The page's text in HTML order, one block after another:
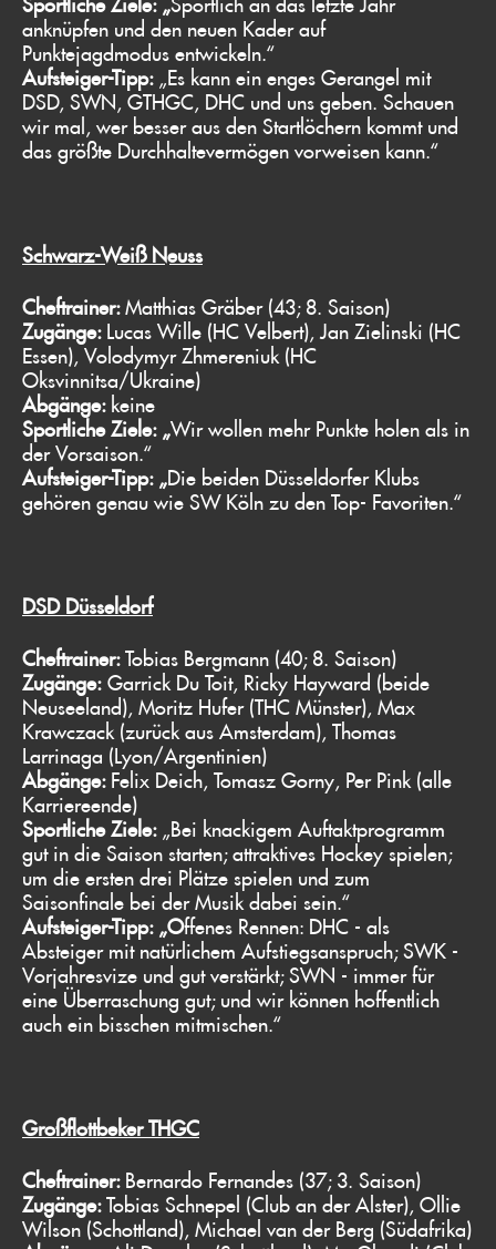
anknüpfen und den neuen Kader auf
Punktejagdmodus entwickeln.“
Aufsteiger-Tipp: „Es kann ein enges Gerangel mit
DSD, SWN, GTHGC, DHC und uns geben. Schauen
wir mal, wer besser aus den Startlöchern kommt und
das größte Durchhaltevermögen vorweisen kann.“
Schwarz-Weiß Neuss
Cheftrainer:Matthias Gräber (43; 8. Saison)
Zugänge: Lucas Wille (HC Velbert), Jan Zielinski (HC
Essen), Volodymyr Zhmereniuk (HC
Oksvinnitsa/Ukraine)
Abgänge: keine
Sportliche Ziele: „Wir wollen mehr Punkte holen als in
der Vorsaison.“
Aufsteiger-Tipp: „Die beiden Düsseldorfer Klubs
gehören genau wie SW Köln zu den Top- Favoriten.“
DSD Düsseldorf
Cheftrainer:Tobias Bergmann (40; 8. Saison)
Zugänge: Garrick Du Toit, Ricky Hayward (beide
Neuseeland), Moritz Hufer (THC Münster), Max
Krawczack (zurück aus Amsterdam), Thomas
Larrinaga (Lyon/Argentinien)
Abgänge: Felix Deich, Tomasz Gorny, Per Pink (alle
Karriereende)
Sportliche Ziele: „Bei knackigem Auftaktprogramm
gut in die Saison starten; attraktives Hockey spielen;
um die ersten drei Plätze spielen und zum
Saisonfinale bei der Musik dabei sein.“
Aufsteiger-Tipp: „Offenes Rennen: DHC - als
Absteiger mit natürlichem Aufstiegsanspruch; SWK -
Vorjahresvize und gut verstärkt; SWN - immer für
eine Überraschung gut; und wir können hoffentlich
auch ein bisschen mitmischen.“
Großflottbeker THGC
Cheftrainer: Bernardo Fernandes (37; 3. Saison)
Zugänge:Tobias Schnepel (Club an der Alster), Ollie
Wilson (Schottland), Michael van der Berg (Südafrika)